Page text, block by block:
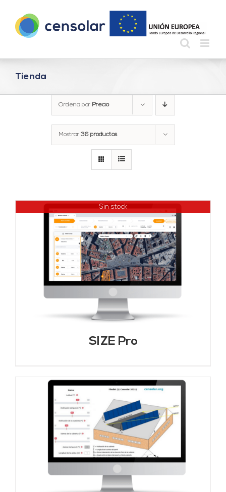
contenido
Tienda
Ordena por Precio
Mostrar 36 productos
Sin stock
SIZE Pro